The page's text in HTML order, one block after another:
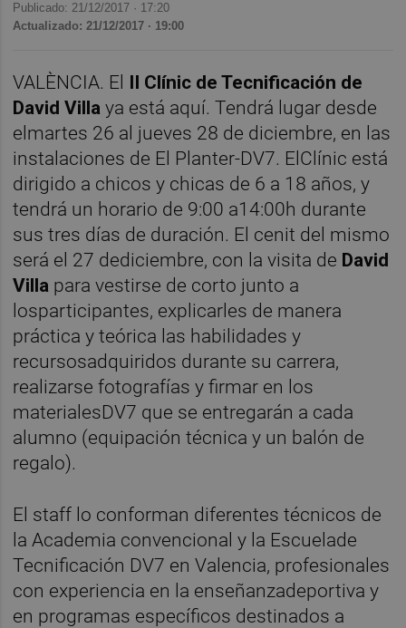
Publicado: 21/12/2017 · 17:20
Actualizado: 21/12/2017 · 19:00
VALÈNCIA. El II Clínic de Tecnificación de
David Villaya está aquí. Tendrá lugar desde
elmartes 26 al jueves 28 de diciembre, en las
instalaciones de El Planter-DV7. ElClínic está
dirigido a chicos y chicas de 6 a 18 años, y
tendrá un horario de 9:00 a14:00h durante
sus tres días de duración. El cenit del mismo
será el 27 dediciembre, con la visita de David
Villa para vestirse de corto junto a
losparticipantes, explicarles de manera
práctica y teórica las habilidades y
recursosadquiridos durante su carrera,
realizarse fotografías y firmar en los
materialesDV7 que se entregarán a cada
alumno (equipación técnica y un balón de
regalo).
El staff lo conforman diferentes técnicos de
la Academia convencional y la Escuelade
Tecnificación DV7 en Valencia, profesionales
con experiencia en la enseñanzadeportiva y
en programas específicos destinados a